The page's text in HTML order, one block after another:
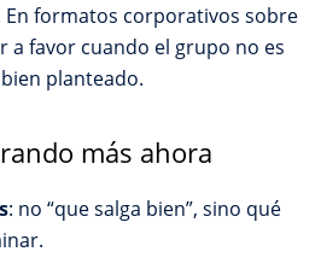
En formatos corporativos sobre
a favor cuando el grupo no es
planteado.
más ahora
: no “que salga bien”, sino qué